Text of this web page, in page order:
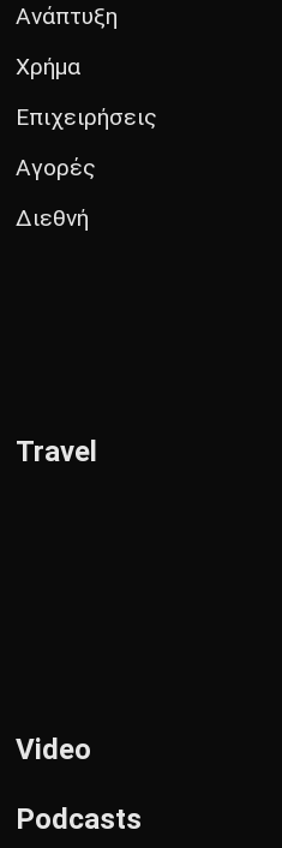
Ανάπτυξη
Χρήμα
Επιχειρήσεις
Αγορές
Διεθνή
Travel
Video
Podcasts